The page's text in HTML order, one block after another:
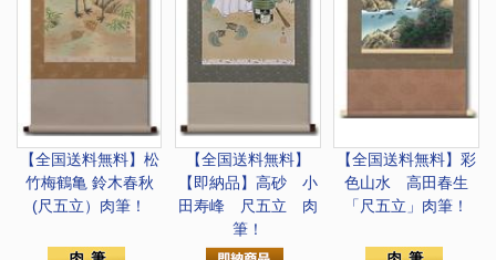
【全国送料無料】 松
竹梅鶴亀 鈴木春秋
(尺五立）肉筆！
【全国送料無料】
【即納品】高砂 小
田寿峰 尺五立 肉
筆！
【全国送料無料】彩
色山水 高田春生
「尺五立」肉筆！